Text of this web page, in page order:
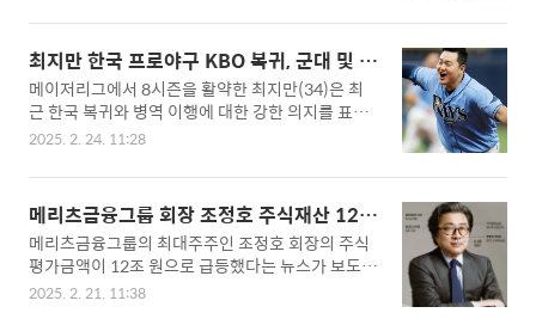
간의 사회적 교류를 촉진하여 정서적 안정과 삶의
질을 높이는 데 기여합니다. ▣ 최고급 실버타운 추
천 국내에는 다양한 고급 실버타운이 있으며, 그
중 몇 곳을 소개합니다. 1. 더..
정이었으나, 관계부처 간 협의 지연으로 인해 1
년 더 연장되었습니다. ▣ 시범사업의 배경과 목적
한국은 인구 고령화와 맞벌이 가구 증가로 인해 가
사 및 돌봄 서비스 수요가 급증하고 있습니다. 특
히, 높은 육아 비용과 가사 노동 부담은 저출산의 주
요 원인 중 하나로 지적되고 있습니다. 이에 따라 서
을 덜고, 저출산 문제를 완화하고자 이번 시범사업
을 추진하게 되었습니다. ▣ 필리핀 가사도우미
의 역할과 근무 조건 현재 서울에는 98명의 필리
핀 국적 가사도우미..
최지만 한국 프로야구 KBO 복귀, 군대 및 메
이저리그 연금 수령액은?
메이저리그에서 8시즌을 활약한 최지만(34)은 최
근 한국 복귀와 병역 이행에 대한 강한 의지를 표명
했습니다. 현재 미국 애리조나주에서 LG 트윈스 스
신분이며, 여러 인터뷰를 통해 자신의 향후 계획을
공유했습니다.▣ 최지만 메이저리그 경력최지만
은 인천 동산고등학교를 졸업한 후, 2009년 시애
틀 매리너스와 국제 아마추어 자유계약을 체결하
며 미국 무대에 도전했습니다. 2016년 LA 에인절스
에서 메이저리그에 데뷔한 이후, 뉴욕 양키스, 밀워
2025. 2. 24. 11:28
메리츠금융그룹 회장 조정호 주식재산 12
조, 국내재산순위 2위
메리츠금융그룹의 최대주주인 조정호 회장의 주식
평가금액이 12조 원으로 급등했다는 뉴스가 보도되
었습니다.국내재산순위 2위로 껑충 뛰었는데, 조정
2025. 2. 21. 11:38